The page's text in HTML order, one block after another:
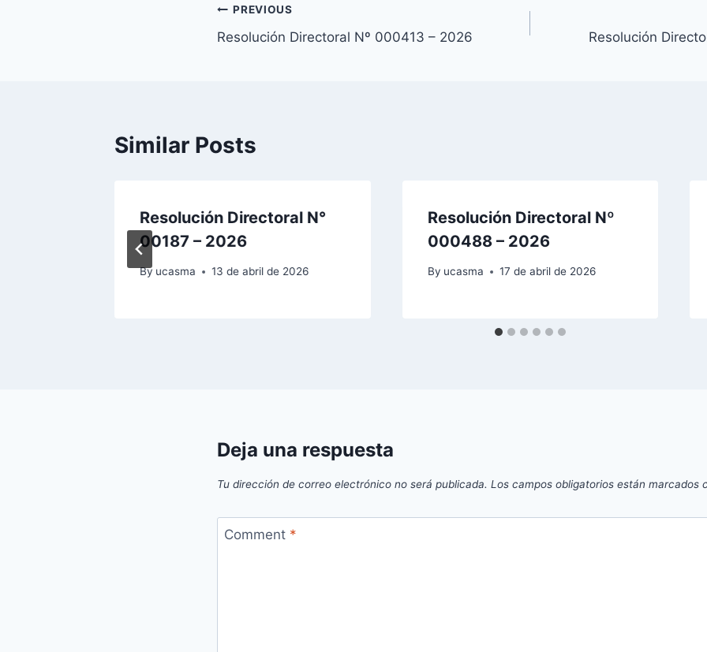
Navegación
de
PREVIOUS
Resolución Directoral Nº 000413 – 2026 Resolución
Similar Posts
Resolución Directoral N°
00187 – 2026
By ucasma 13 de abril de 2026
Resolución Directoral Nº
000488 – 2026
By ucasma 17 de abril de 2026
Deja una respuesta
Tu dirección de correo electrónico no será publicada. Los campos obligatorios están marcados
Comment *